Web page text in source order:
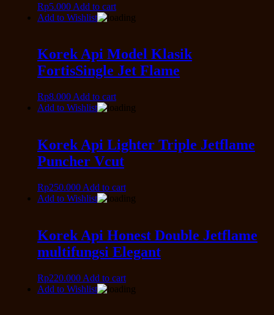
Rp5.000 Add to cart
Add to Wishlist
Korek Api Model Klasik
FortisSingle Jet Flame
Rp8.000 Add to cart
Add to Wishlist
Korek Api Lighter Triple Jetflame
Puncher Vcut
Rp250.000 Add to cart
Add to Wishlist
Korek Api Honest Double Jetflame
multifungsi Elegant
Rp220.000 Add to cart
Add to Wishlist